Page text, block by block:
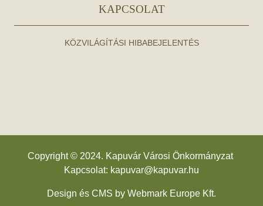
KAPCSOLAT
KÖZVILÁGÍTÁSI HIBABEJELENTÉS
Copyright © 2024. Kapuvár Városi Önkormányzat
Kapcsolat: kapuvar@kapuvar.hu
Design és CMS by Webmark Europe Kft.